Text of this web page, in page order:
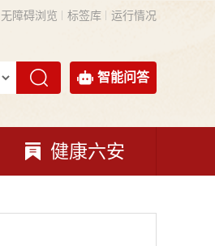
无障碍浏览 标签库 运行情况
智能问答
健康六安